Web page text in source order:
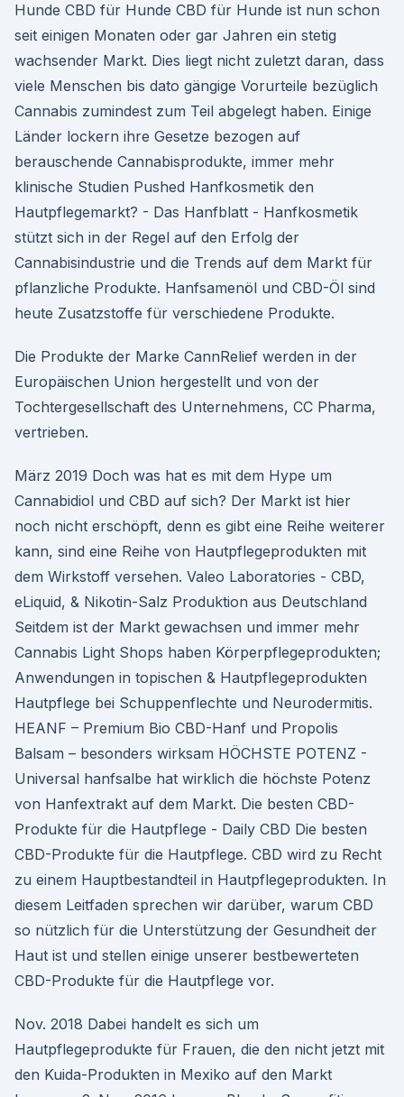
Hunde CBD für Hunde CBD für Hunde ist nun schon
seit einigen Monaten oder gar Jahren ein stetig
wachsender Markt. Dies liegt nicht zuletzt daran, dass
viele Menschen bis dato gängige Vorurteile bezüglich
Cannabis zumindest zum Teil abgelegt haben. Einige
Länder lockern ihre Gesetze bezogen auf
berauschende Cannabisprodukte, immer mehr
klinische Studien Pushed Hanfkosmetik den
Hautpflegemarkt? - Das Hanfblatt - Hanfkosmetik
stützt sich in der Regel auf den Erfolg der
Cannabisindustrie und die Trends auf dem Markt für
pflanzliche Produkte. Hanfsamenöl und CBD-Öl sind
heute Zusatzstoffe für verschiedene Produkte.
Die Produkte der Marke CannRelief werden in der
Europäischen Union hergestellt und von der
Tochtergesellschaft des Unternehmens, CC Pharma,
vertrieben.
März 2019 Doch was hat es mit dem Hype um
Cannabidiol und CBD auf sich? Der Markt ist hier
noch nicht erschöpft, denn es gibt eine Reihe weiterer
kann, sind eine Reihe von Hautpflegeprodukten mit
dem Wirkstoff versehen. Valeo Laboratories - CBD,
eLiquid, & Nikotin-Salz Produktion aus Deutschland
Seitdem ist der Markt gewachsen und immer mehr
Cannabis Light Shops haben Körperpflegeprodukten;
Anwendungen in topischen & Hautpflegeprodukten
Hautpflege bei Schuppenflechte und Neurodermitis.
HEANF – Premium Bio CBD-Hanf und Propolis
Balsam – besonders wirksam HÖCHSTE POTENZ -
Universal hanfsalbe hat wirklich die höchste Potenz
von Hanfextrakt auf dem Markt. Die besten CBD-
Produkte für die Hautpflege - Daily CBD Die besten
CBD-Produkte für die Hautpflege. CBD wird zu Recht
zu einem Hauptbestandteil in Hautpflegeprodukten. In
diesem Leitfaden sprechen wir darüber, warum CBD
so nützlich für die Unterstützung der Gesundheit der
Haut ist und stellen einige unserer bestbewerteten
CBD-Produkte für die Hautpflege vor.
Nov. 2018 Dabei handelt es sich um
Hautpflegeprodukte für Frauen, die den nicht jetzt mit
den Kuida-Produkten in Mexiko auf den Markt